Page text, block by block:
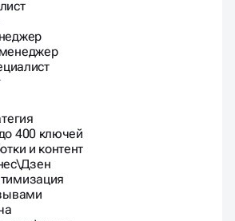
400 ключей
и контент
программиста